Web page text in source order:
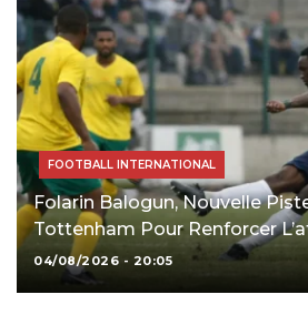
FOOTBALL INTERNATIONAL
Folarin Balogun, Nouvelle
Tottenham Pour Renforcer
04/08/2026 - 20:05